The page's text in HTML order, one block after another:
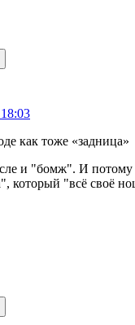
как тоже «задница»
и "бомж". И потому
который "всё своё